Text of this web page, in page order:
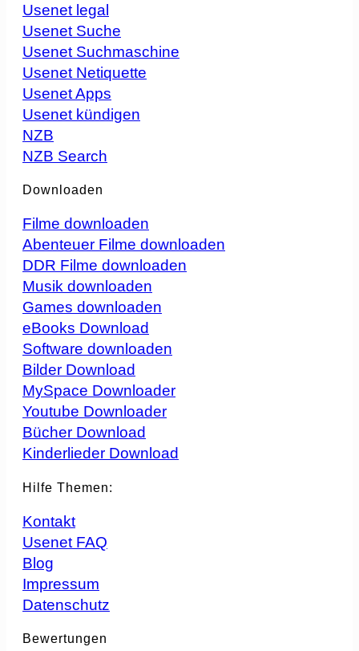
Usenet legal
Usenet Suche
Usenet Suchmaschine
Usenet Netiquette
Usenet Apps
Usenet kündigen
NZB
NZB Search
Downloaden
Filme downloaden
Abenteuer Filme downloaden
DDR Filme downloaden
Musik downloaden
Games downloaden
eBooks Download
Software downloaden
Bilder Download
MySpace Downloader
Youtube Downloader
Bücher Download
Kinderlieder Download
Hilfe Themen:
Kontakt
Usenet FAQ
Blog
Impressum
Datenschutz
Bewertungen